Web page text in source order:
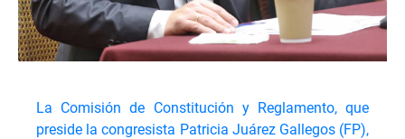
La Comisión de Constitución y Reglamento, que
preside la congresista Patricia Juárez Gallegos (FP),